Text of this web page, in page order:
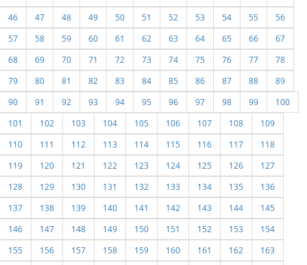
46
47 48 49 50 51 52 53 54 55
56
57
58 59 60 61 62 63 64 65 66
67
68
69 70 71 72 73 74 75 76 77
78
79
80 81 82 83 84 85 86 87 88
89
90
91 92 93 94 95 96 97 98 99
100
101
102 103 104 105 106 107 108
109
110
111 112 113 114 115 116 117
118
119
120 121 122 123 124 125 126
127
128
129 130 131 132 133 134 135
136
137
138 139 140 141 142 143 144
145
146
147 148 149 150 151 152 153
154
155
156 157 158 159 160 161 162
163